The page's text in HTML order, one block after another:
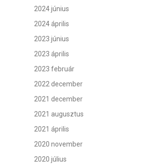
2024 június
2024 április
2023 június
2023 április
2023 február
2022 december
2021 december
2021 augusztus
2021 április
2020 november
2020 július